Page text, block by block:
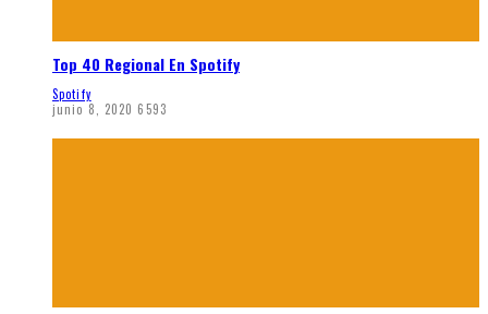
Top 40 Regional En Spotify
Spotify
junio 8, 2020 6593